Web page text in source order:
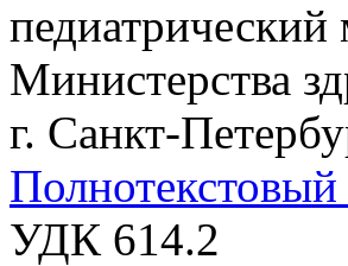
Министерства
г. Санкт-
УДК 614.2